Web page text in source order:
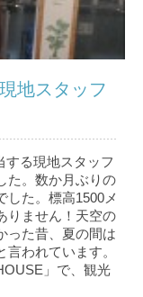
地スタッフ
する現地スタッフ
た。数か月ぶりの
した。標高1500メ
りません！天空の
った昔、夏の間は
われています。
」で、観光